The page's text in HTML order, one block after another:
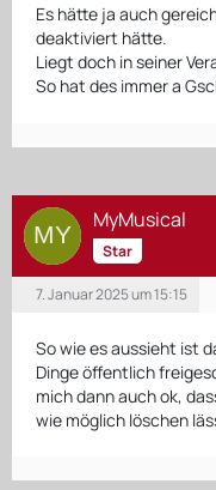
Es hätte ja auch
deaktiviert hätte.
Liegt doch in seiner
So hat des immer a
MyMusical
Star
7. Januar 2025 um 15:15
So wie es aussieht ist
Dinge öffentlich
mich dann auch ok,
wie möglich löschen